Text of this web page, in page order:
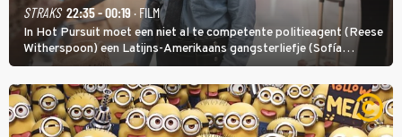
STRAKS 22:35 - 00:19 · FILM
In Hot Pursuit moet een niet al te competente politieagent (Reese
Witherspoon) een Latijns-Amerikaans gangsterliefje (Sofía
Vergara) beschermen tegen corrupte agenten en moordlustige
maffiatypes.